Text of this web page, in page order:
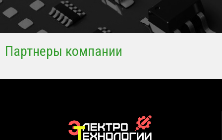
Партнеры компании